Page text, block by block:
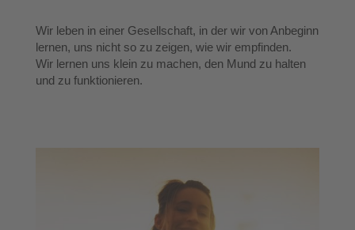
Wir leben in einer Gesellschaft, in der wir von Anbeginn
lernen, uns nicht so zu zeigen, wie wir empfinden.
Wir lernen uns klein zu machen, den Mund zu halten
und zu funktionieren.